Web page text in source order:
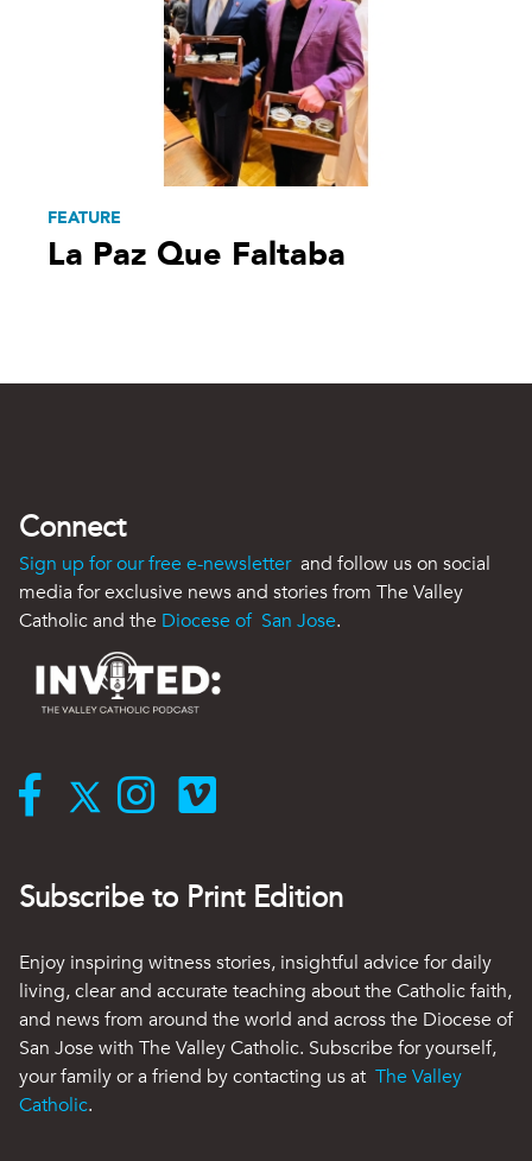
FEATURE
La Paz Que Faltaba
Connect
Sign up for our free e-newsletter and follow us on social
media for exclusive news and stories from The Valley
Catholic and the Diocese of San Jose.
Subscribe to Print Edition
Enjoy inspiring witness stories, insightful advice for daily
living, clear and accurate teaching about the Catholic faith,
and news from around the world and across the Diocese of
San Jose with The Valley Catholic. Subscribe for yourself,
your family or a friend by contacting us at The Valley
Catholic.